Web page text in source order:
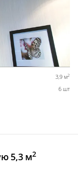
3,9 м2
6 шт
5,3 м2